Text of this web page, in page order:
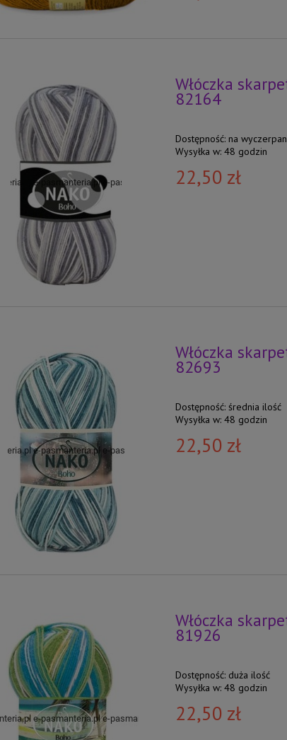
Włóczka
82164
Dostępność: na
Wysyłka w: 48 godzin
22,50 zł
Włóczka
82693
Dostępność: średnia ilość
Wysyłka w: 48 godzin
22,50 zł
Włóczka
81926
Dostępność: duża ilość
Wysyłka w: 48 godzin
22,50 zł